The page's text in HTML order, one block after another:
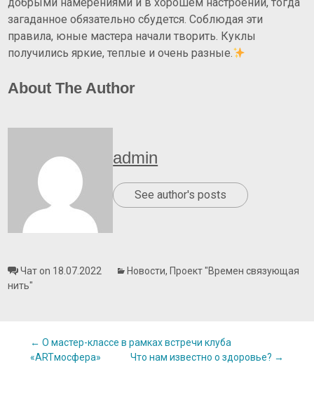
загаданное обязательно сбудется. Соблюдая эти
правила, юные мастера начали творить. Куклы
получились яркие, теплые и очень разные.
About The Author
admin
See author's posts
Чат on 18.07.2022 Новости, Проект "Времен связующая
нить"
Post
← О мастер-классе в рамках встречи клуба
«ARTмосфера»
Что нам известно о здоровье? →